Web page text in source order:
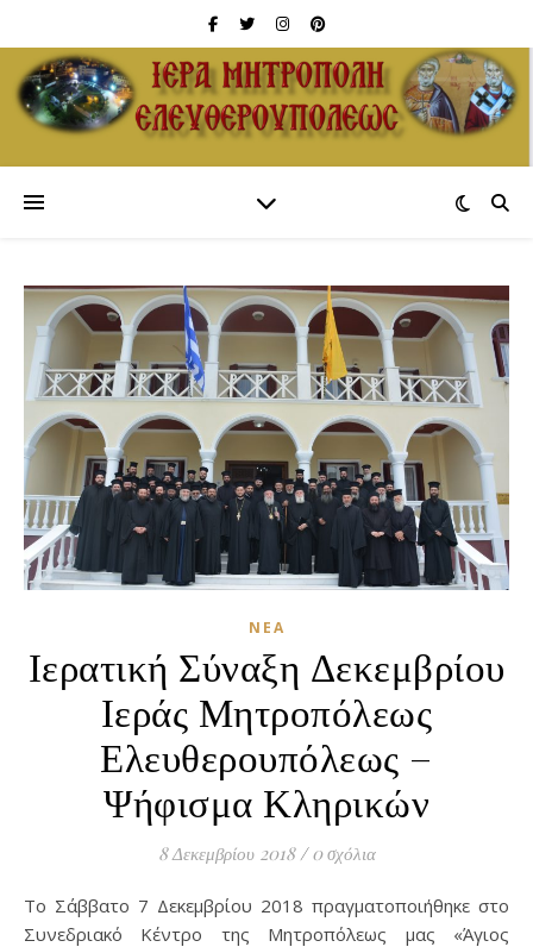
ΝΈΑ
Ιερατική Σύναξη Δεκεμβρίου
Ιεράς Μητροπόλεως
Ελευθερουπόλεως –
Ψήφισμα Κληρικών
8 Δεκεμβρίου 2018 / 0 σχόλια
Το Σάββατο 7 Δεκεμβρίου 2018 πραγματοποιήθηκε στο
Συνεδριακό Κέντρο της Μητροπόλεως μας «Άγιος